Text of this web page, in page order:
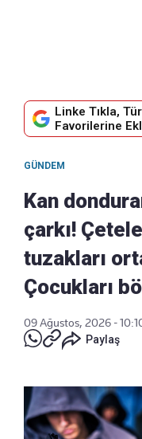
Linke Tıkla,
Favorilerine
GÜNDEM
Kan
çarkı!
tuzakları
Çocukları
09 Ağustos, 2026 -
Paylaş